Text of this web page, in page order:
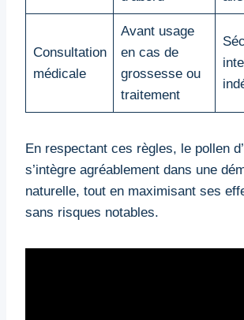
Consultation
médicale
Avant usage
en cas de
grossesse ou
traitement
En respectant ces règles, le pollen
s’intègre agréablement dans une
naturelle, tout en maximisant ses
sans risques notables.